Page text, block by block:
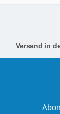
Versand in